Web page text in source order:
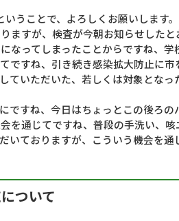
うことで、よろしくお願いします
ますが、検査が今朝お知らせした
なってしまったことからですね、
ですね、引き続き感染拡大防止に
ていただいた、若しくは対象とな
ですね、今日はちょっとこの後ろ
を通じてですね、普段の手洗い、
いておりますが、こういう機会を
ついて